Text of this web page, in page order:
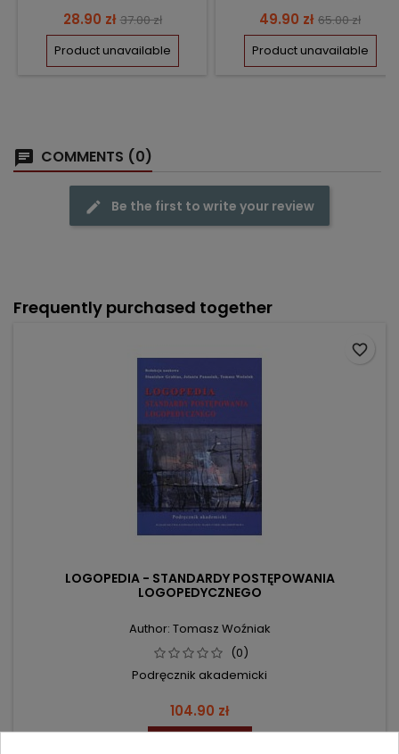
Price
28.90 zł Regular
price
37.00 zł
Product unavailable
Price
49.90 zł Regular
price
65.00 zł
Product unavailable
COMMENTS (0)
Be the first to write your review
Frequently purchased together
LOGOPEDIA - STANDARDY POSTĘPOWANIA
LOGOPEDYCZNEGO
Author: Tomasz Woźniak
(0)
Podręcznik akademicki
Price
104.90 zł
favorite_border